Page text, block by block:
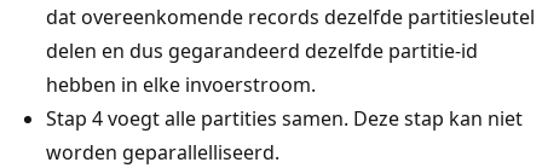
dat overeenkomende records dezelfde partitiesleutel
delen en dus gegarandeerd dezelfde partitie-id
hebben in elke invoerstroom.
Stap 4 voegt alle partities samen. Deze stap kan niet
worden geparallelliseerd.